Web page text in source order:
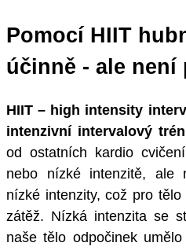
Pomocí HIIT
účinně - ale není
HIIT – high intensity
intenzivní intervalový
od ostatních kardio
nebo nízké intenzitě, ale
nízké intenzity, což pro
zátěž. Nízká intenzita se
naše tělo odpočinek